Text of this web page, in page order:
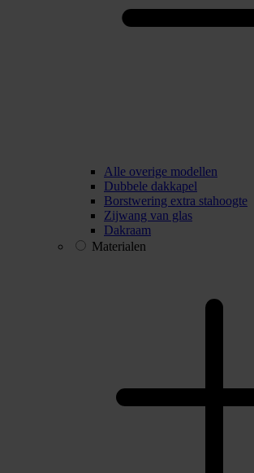
Alle overige modellen
Dubbele dakkapel
Borstwering extra stahoogte
Zijwang van glas
Dakraam
Materialen